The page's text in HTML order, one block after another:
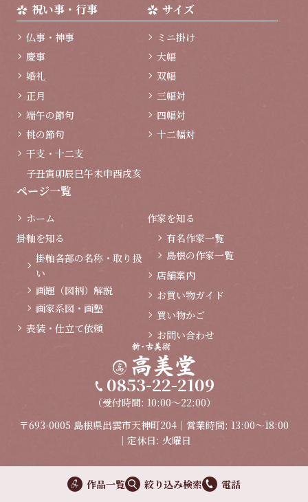
祝い事・行事
仏事・神事
慶事
婚礼
正月
端午の節句
桃の節句
干支・十二支
子丑寅卯辰巳午未申酉戌亥
サイズ
ミニ掛け
大幅
双幅
三幅対
四幅対
十二幅対
ページ一覧
ホーム
掛軸を知る
掛軸各部の名称・取り扱
い
画題（図柄）解説
画家系図・画塾
表装・仕立て依頼
作家を知る
有名作家一覧
島根の作家一覧
店舗案内
お買い物ガイド
買い物かご
お問い合わせ
0853-22-2109
（受付時間: 10:00～22:00）
〒693-0005 島根県出雲市天神町204｜営業時間: 13:00～18:00
｜定休日: 火曜日
プライバシーポリシー
特定商取引法に関する表示
作品一覧 絞り込み検索 電話